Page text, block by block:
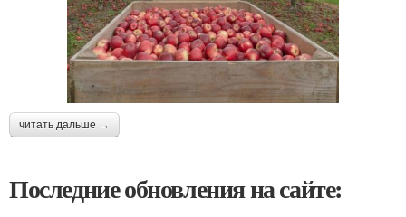
читать дальше →
Последние обновления на сайте: